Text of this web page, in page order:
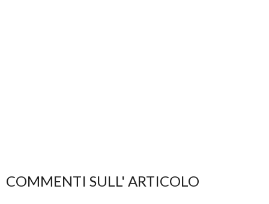
COMMENTI SULL' ARTICOLO